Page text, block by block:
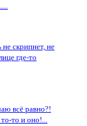
не скрипнет, не
где-то
всё равно?!
то и оно!...